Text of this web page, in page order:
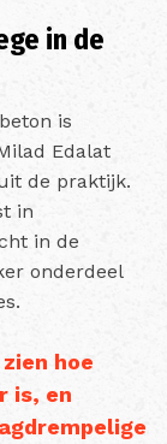
in de
is
Edalat
de praktijk.
in
in de
onderdeel
hoe
is, en